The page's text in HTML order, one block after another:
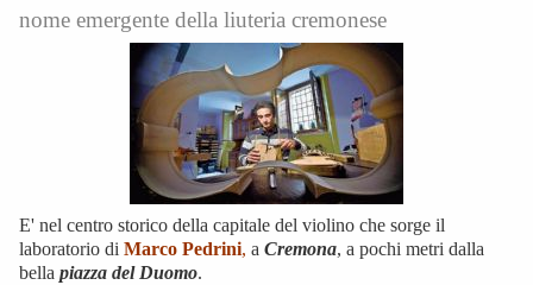
nome emergente della liuteria cremonese
E' nel centro storico della capitale del violino che sorge il
laboratorio di Marco Pedrini, a Cremona, a pochi metri dalla
bella piazza del Duomo.